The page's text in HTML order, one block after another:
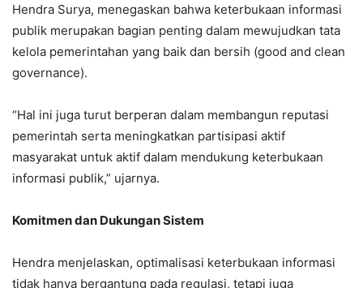
Hendra Surya, menegaskan bahwa keterbukaan informasi
publik merupakan bagian penting dalam mewujudkan tata
kelola pemerintahan yang baik dan bersih (good and clean
governance).
“Hal ini juga turut berperan dalam membangun reputasi
pemerintah serta meningkatkan partisipasi aktif
masyarakat untuk aktif dalam mendukung keterbukaan
informasi publik,” ujarnya.
Komitmen dan Dukungan Sistem
Hendra menjelaskan, optimalisasi keterbukaan informasi
tidak hanya bergantung pada regulasi, tetapi juga